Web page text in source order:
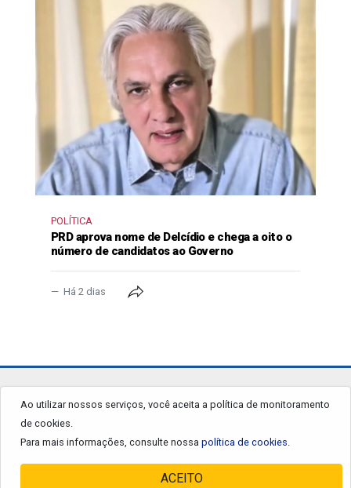
POLÍTICA
PRD aprova nome de Delcídio e chega a oito o
número de candidatos ao Governo
Há 2 dias
Ao utilizar nossos serviços, você aceita a política de monitoramento
de cookies.
Para mais informações, consulte nossa política de cookies.
ACEITO
jornalgrandourados.com.br